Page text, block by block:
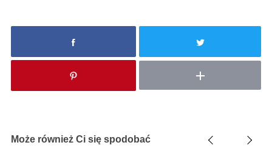
Może również Ci się spodobać